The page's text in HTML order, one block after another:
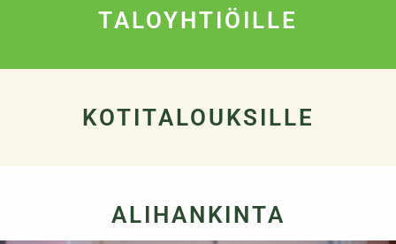
TALOYHTIÖILLE
KOTITALOUKSILLE
ALIHANKINTA